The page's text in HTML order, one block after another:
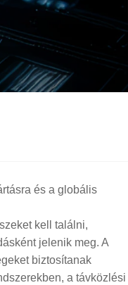
és a globális
kell találni,
jelenik meg. A
biztosítanak
a távközlési